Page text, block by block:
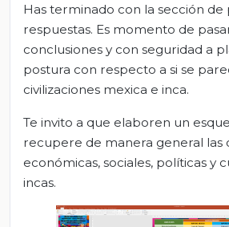
Has terminado con la sección de
respuestas. Es momento de
conclusiones y con seguridad a
postura con respecto a si se
civilizaciones mexica e inca.
Te invito a que elaboren un
recupere de manera general las
económicas, sociales, políticas y
incas.